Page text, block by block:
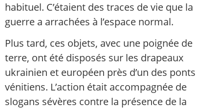
habituel. C’étaient des traces de vie que la
guerre a arrachées à l’espace normal.
Plus tard, ces objets, avec une poignée de
terre, ont été disposés sur les drapeaux
ukrainien et européen près d’un des ponts
vénitiens. L’action était accompagnée de
slogans sévères contre la présence de la